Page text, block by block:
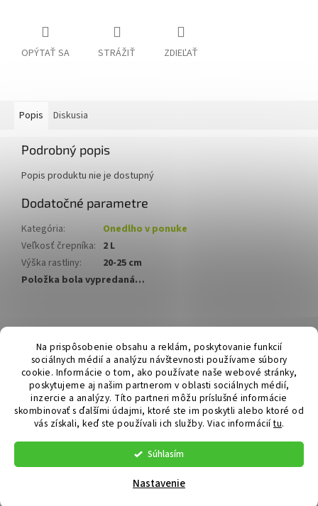
Na prispôsobenie obsahu a reklám, poskytovanie funkcií
sociálnych médií a analýzu návštevnosti používame súbory
cookie. Informácie o tom, ako používate naše webové stránky,
poskytujeme aj našim partnerom v oblasti sociálnych médií,
inzercie a analýzy. Títo partneri môžu príslušné informácie
skombinovať s ďalšími údajmi, ktoré ste im poskytli alebo ktoré od
vás získali, keď ste používali ich služby. Viac informáciítu.
Súhlasím
Nastavenie
OPÝTAŤ SA STRÁŽIŤ ZDIEĽAŤ
Popis Diskusia
Podrobný popis
Popis produktu nie je dostupný
Dodatočné parametre
Kategória:
Onedlho v ponuke
Veľkosť črepníka: 2 L
Výška rastliny:
20-25 cm
Položka bola vypredaná…
á
Hurmikaki.com
Vytvoril Shoptet